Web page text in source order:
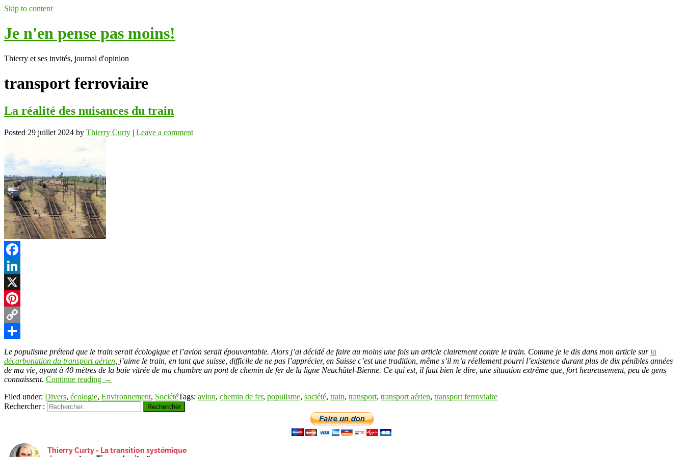
Skip to content
Je n'en pense pas moins!
Thierry et ses invités, journal d'opinion
transport ferroviaire
La réalité des nuisances du train
Posted 29 juillet 2024 by Thierry Curty | Leave a comment
Facebook
LinkedIn
X
Pinterest
Copy
Link
Partager
Le populisme prétend que le train serait écologique et l’avion serait épouvantable. Alors j’ai décidé de faire au moins une fois un article clairement contre le train. Comme je le dis dans mon article sur la
décarbonation du transport aérien , j’aime le train, en tant que suisse, difficile de ne pas l’apprécier, en Suisse c’est une tradition, même s’il m’a réellement pourri l’existence durant plus de dix pénibles années
de ma vie, ayant à 40 mètres de la baie vitrée de ma chambre un pont de chemin de fer de la ligne Neuchâtel-Bienne. Ce qui est, il faut bien le dire, une situation extrême que, fort heureusement, peu de gens
connaissent. Continue reading →
Filed under: Divers, écologie, Environnement, SociétéTags: avion, chemin de fer, populisme, société, train, transport, transport aérien, transport ferroviaire
Rechercher :
Thierry Curty - La transition systémique